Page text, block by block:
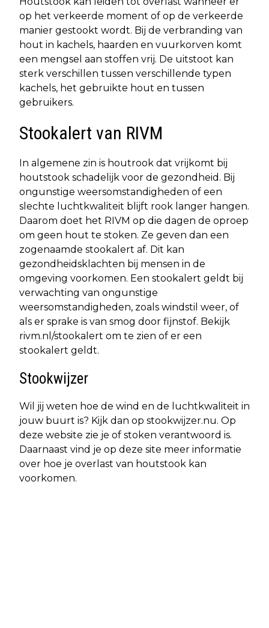
op het verkeerde moment of op de verkeerde
manier gestookt wordt. Bij de verbranding van
hout in kachels, haarden en vuurkorven komt
een mengsel aan stoffen vrij. De uitstoot kan
sterk verschillen tussen verschillende typen
kachels, het gebruikte hout en tussen
gebruikers.
Stookalert van RIVM
In algemene zin is houtrook dat vrijkomt bij
houtstook schadelijk voor de gezondheid. Bij
ongunstige weersomstandigheden of een
slechte luchtkwaliteit blijft rook langer hangen.
Daarom doet het RIVM op die dagen de oproep
om geen hout te stoken. Ze geven dan een
zogenaamde stookalert af. Dit kan
gezondheidsklachten bij mensen in de
omgeving voorkomen. Een stookalert geldt bij
verwachting van ongunstige
weersomstandigheden, zoals windstil weer, of
als er sprake is van smog door fijnstof. Bekijk
rivm.nl/stookalert om te zien of er een
stookalert geldt.
Stookwijzer
Wil jij weten hoe de wind en de luchtkwaliteit in
jouw buurt is? Kijk dan op stookwijzer.nu. Op
deze website zie je of stoken verantwoord is.
Daarnaast vind je op deze site meer informatie
over hoe je overlast van houtstook kan
voorkomen.